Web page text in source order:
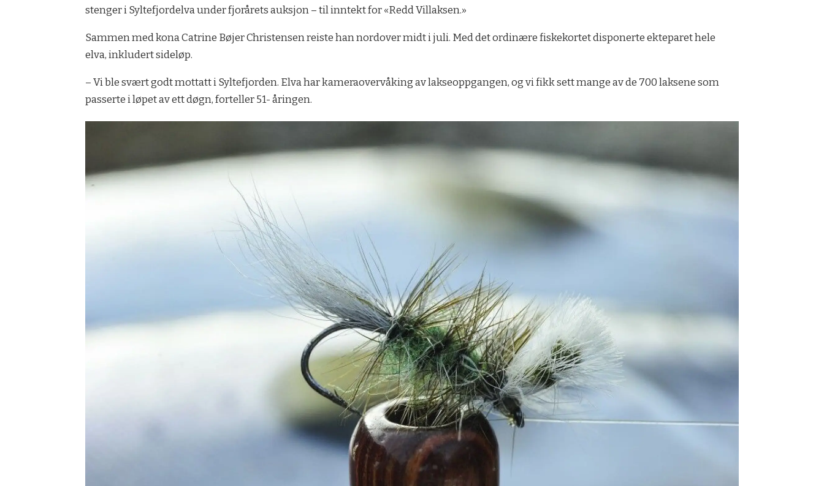
stenger i Syltefjordelva under fjorårets auksjon – til inntekt for «Redd Villaksen.»
Sammen med kona Catrine Bøjer Christensen reiste han nordover midt i juli. Med det ordinære fiskekortet disponerte ekteparet hele
elva, inkludert sideløp.
– Vi ble svært godt mottatt i Syltefjorden. Elva har kameraovervåking av lakseoppgangen, og vi fikk sett mange av de 700 laksene som
passerte i løpet av ett døgn, forteller 51- åringen.